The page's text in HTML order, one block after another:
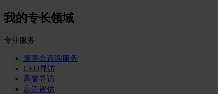
我的专长领域
专业服务
董事会咨询服务
CEO寻访
高管寻访
高管评估